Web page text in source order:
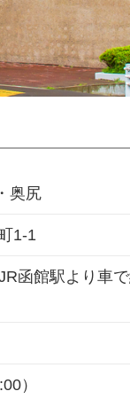
奥尻
1-1
函館駅より車
）